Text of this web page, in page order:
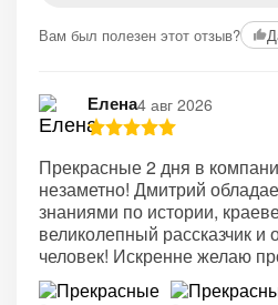
Вам был полезен этот отзыв?
Елена4 авг 2026
Прекрасные 2 дня в
незаметно! Дмитрий
знаниями по истории,
великолепный рассказчик и
человек! Искренне желаю